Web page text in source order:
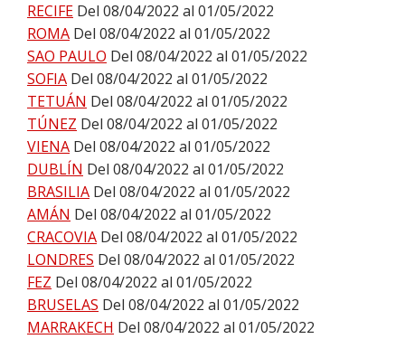
RECIFE Del 08/04/2022 al 01/05/2022
ROMA Del 08/04/2022 al 01/05/2022
SAO PAULO Del 08/04/2022 al 01/05/2022
SOFIA Del 08/04/2022 al 01/05/2022
TETUÁN Del 08/04/2022 al 01/05/2022
TÚNEZ Del 08/04/2022 al 01/05/2022
VIENA Del 08/04/2022 al 01/05/2022
DUBLÍN Del 08/04/2022 al 01/05/2022
BRASILIA Del 08/04/2022 al 01/05/2022
AMÁN Del 08/04/2022 al 01/05/2022
CRACOVIA Del 08/04/2022 al 01/05/2022
LONDRES Del 08/04/2022 al 01/05/2022
FEZ Del 08/04/2022 al 01/05/2022
BRUSELAS Del 08/04/2022 al 01/05/2022
MARRAKECH Del 08/04/2022 al 01/05/2022